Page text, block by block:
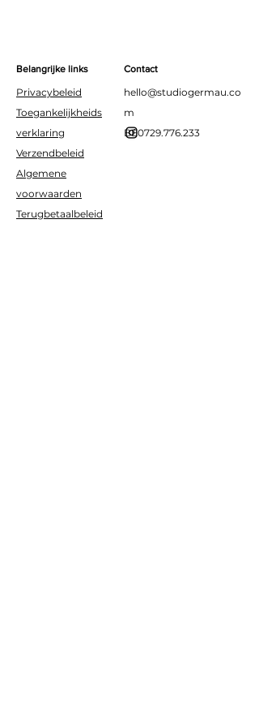
Belangrijke links
Privacybeleid
Toegankelijkheids
verklaring
Verzendbeleid
Algemene
voorwaarden
Terugbetaalbeleid
Contact
hello@studiogermau.co
m
BE0729.776.233